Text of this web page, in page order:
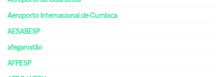
Aeroporto Internacional de Cumbica
AESABESP
afeganistão
AFPESP